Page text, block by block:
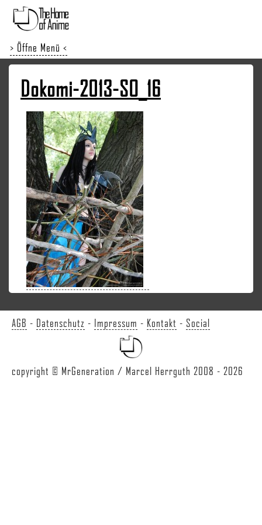
> Öffne Menü <
Dokomi-2013-SO_16
AGB - Datenschutz - Impressum - Kontakt - Social
copyright © MrGeneration / Marcel Herrguth 2008 - 2026